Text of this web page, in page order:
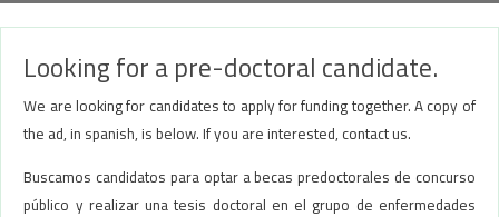
Looking for a pre-doctoral candidate.
We are looking for candidates to apply for funding together. A copy of
the ad, in spanish, is below. If you are interested, contact us.
Buscamos candidatos para optar a becas predoctorales de concurso
público y realizar una tesis doctoral en el grupo de enfermedades